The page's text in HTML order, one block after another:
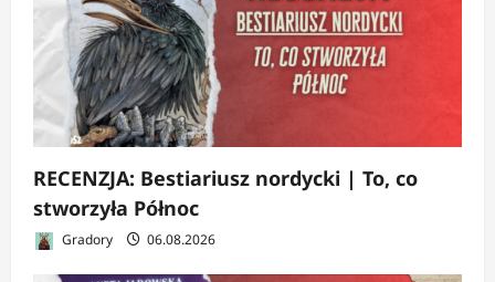
RECENZJA: Bestiariusz nordycki | To, co
stworzyła Północ
Gradory 06.08.2026